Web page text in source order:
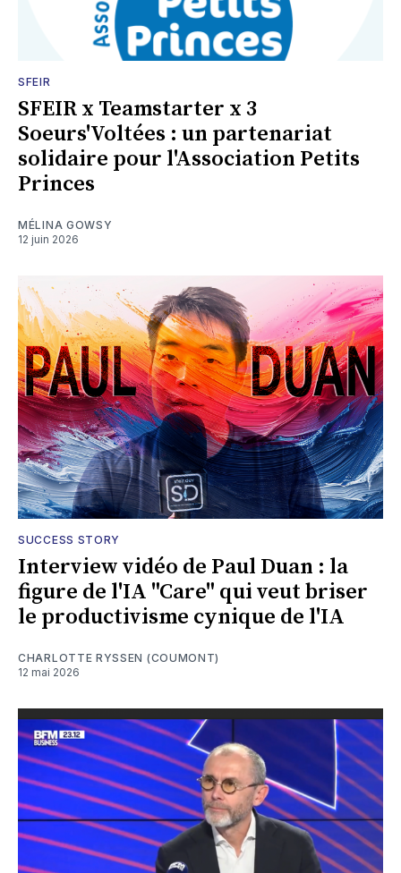
SFEIR
SFEIR x Teamstarter x 3
Soeurs'Voltées : un partenariat
solidaire pour l'Association Petits
Princes
MÉLINA GOWSY
12 juin 2026
SUCCESS STORY
Interview vidéo de Paul Duan : la
figure de l'IA "Care" qui veut briser
le productivisme cynique de l'IA
CHARLOTTE RYSSEN (COUMONT)
12 mai 2026